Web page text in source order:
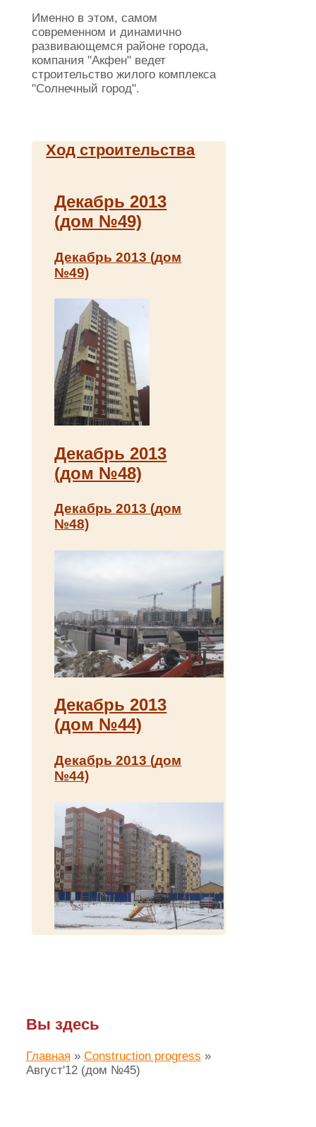
Именно в этом, самом
современном и динамично
развивающемся районе города,
компания "Акфен" ведет
строительство жилого комплекса
"Солнечный город".
Ход строительства
Декабрь 2013
(дом №49)
Декабрь 2013 (дом
№49)
Декабрь 2013
(дом №48)
Декабрь 2013 (дом
№48)
Декабрь 2013
(дом №44)
Декабрь 2013 (дом
№44)
Вы здесь
Главная » Construction progress »
Август'12 (дом №45)